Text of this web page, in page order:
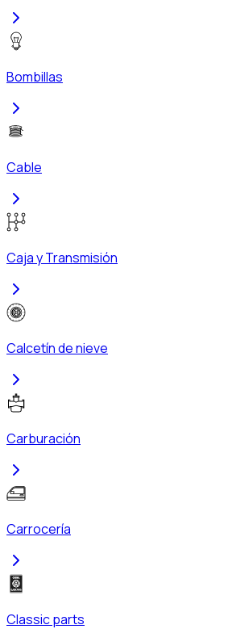
Bombillas
Cable
Caja y Transmisión
Calcetín de nieve
Carburación
Carrocería
Classic parts